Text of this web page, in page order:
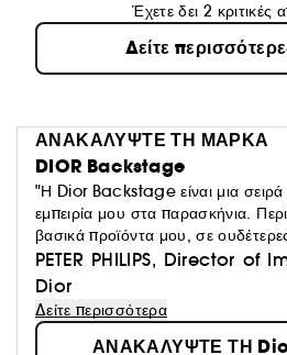
Έχετε δει 2 κριτικές
Δείτε
ΑΝΑΚΑΛΥΨΤΕ ΤΗ ΜΑΡΚΑ
DIOR Backstage
"Η Dior Backstage είναι μια
εμπειρία μου στα παρασκήνια.
βασικά προϊόντα μου, σε
επαγγελματικές φόρμουλες,
κάθε τύπο δέρματος."
PETER PHILIPS, Director
Dior
Δείτε περισσότερα
ΑΝΑΚΑΛΥΨΤΕ ΤΗ